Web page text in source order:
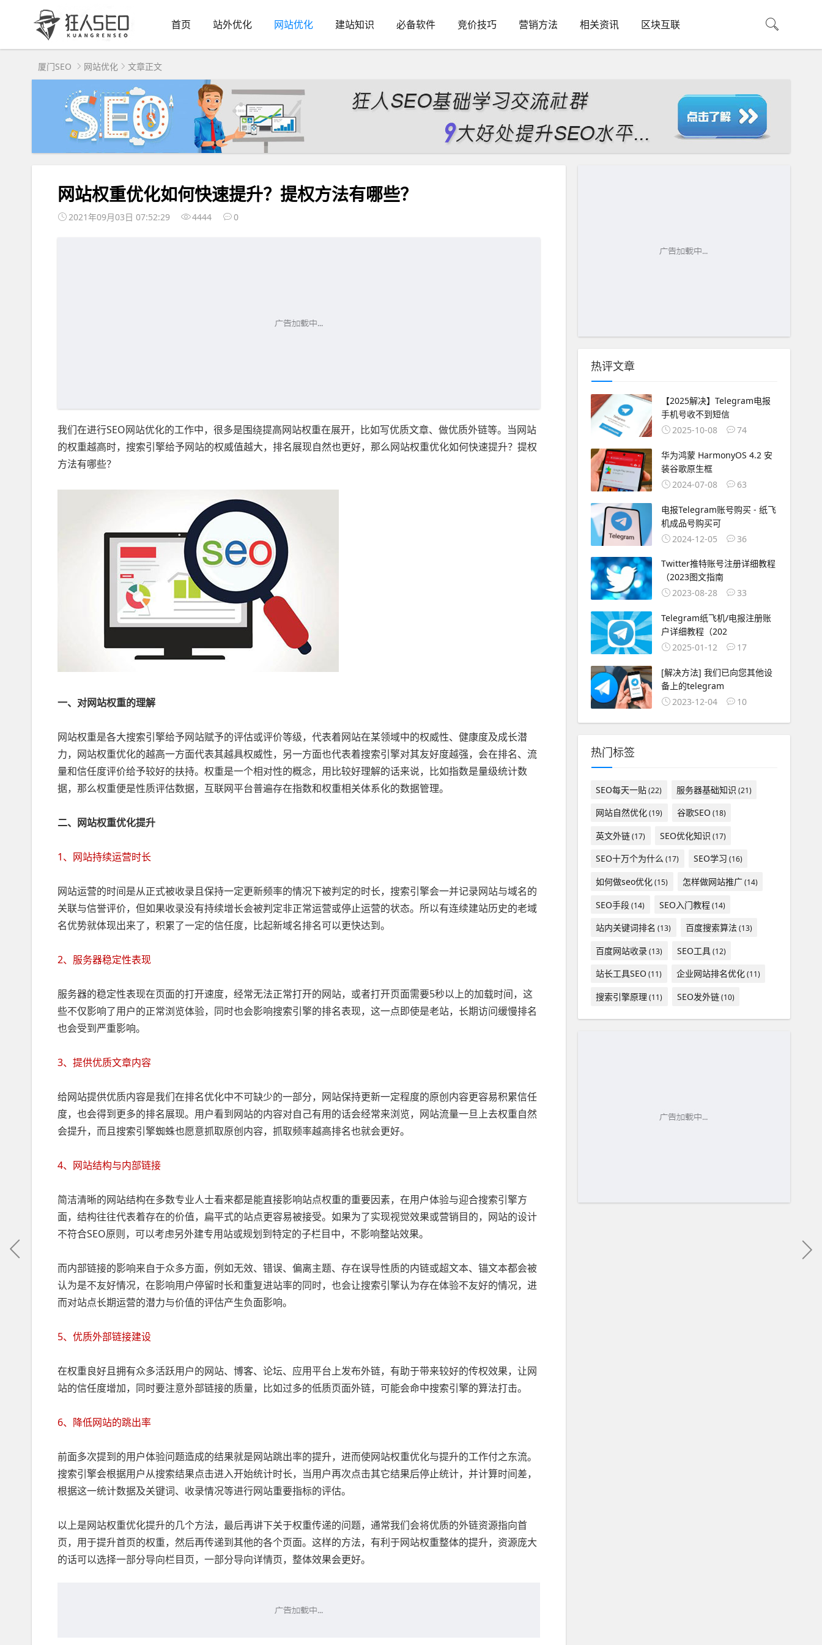
首页 站外优化 网站优化 建站知识 必备软件 竞价技巧 营销方法 相关资讯 区块互联
厦门SEO 网站优化 文章正文
网站权重优化如何快速提升？提权方法有哪些？
2021年09月03日 07:52:29 4444 0
我们在进行SEO网站优化的工作中，很多是围绕提高网站权重在展开，比如写优质文章、做优质外链等。当网站
的权重越高时，搜索引擎给予网站的权威值越大，排名展现自然也更好，那么网站权重优化如何快速提升？提权
方法有哪些？
一、对网站权重的理解
网站权重是各大搜索引擎给予网站赋予的评估或评价等级，代表着网站在某领域中的权威性、健康度及成长潜
力，网站权重优化的越高一方面代表其越具权威性，另一方面也代表着搜索引擎对其友好度越强，会在排名、流
量和信任度评价给予较好的扶持。权重是一个相对性的概念，用比较好理解的话来说，比如指数是量级统计数
据，那么权重便是性质评估数据，互联网平台普遍存在指数和权重相关体系化的数据管理。
二、网站权重优化提升
1、网站持续运营时长
网站运营的时间是从正式被收录且保持一定更新频率的情况下被判定的时长，搜索引擎会一并记录网站与域名的
关联与信誉评价，但如果收录没有持续增长会被判定非正常运营或停止运营的状态。所以有连续建站历史的老域
名优势就体现出来了，积累了一定的信任度，比起新域名排名可以更快达到。
2、服务器稳定性表现
服务器的稳定性表现在页面的打开速度，经常无法正常打开的网站，或者打开页面需要5秒以上的加载时间，这
些不仅影响了用户的正常浏览体验，同时也会影响搜索引擎的排名表现，这一点即使是老站，长期访问缓慢排名
也会受到严重影响。
3、提供优质文章内容
给网站提供优质内容是我们在排名优化中不可缺少的一部分，网站保持更新一定程度的原创内容更容易积累信任
度，也会得到更多的排名展现。用户看到网站的内容对自己有用的话会经常来浏览，网站流量一旦上去权重自然
会提升，而且搜索引擎蜘蛛也愿意抓取原创内容，抓取频率越高排名也就会更好。
4、网站结构与内部链接
简洁清晰的网站结构在多数专业人士看来都是能直接影响站点权重的重要因素，在用户体验与迎合搜索引擎方
面，结构往往代表着存在的价值，扁平式的站点更容易被接受。如果为了实现视觉效果或营销目的，网站的设计
不符合SEO原则，可以考虑另外建专用站或规划到特定的子栏目中，不影响整站效果。
而内部链接的影响来自于众多方面，例如无效、错误、偏离主题、存在误导性质的内链或超文本、锚文本都会被
认为是不友好情况，在影响用户停留时长和重复进站率的同时，也会让搜索引擎认为存在体验不友好的情况，进
而对站点长期运营的潜力与价值的评估产生负面影响。
5、优质外部链接建设
在权重良好且拥有众多活跃用户的网站、博客、论坛、应用平台上发布外链，有助于带来较好的传权效果，让网
站的信任度增加，同时要注意外部链接的质量，比如过多的低质页面外链，可能会命中搜索引擎的算法打击。
6、降低网站的跳出率
前面多次提到的用户体验问题造成的结果就是网站跳出率的提升，进而使网站权重优化与提升的工作付之东流。
搜索引擎会根据用户从搜索结果点击进入开始统计时长，当用户再次点击其它结果后停止统计，并计算时间差，
根据这一统计数据及关键词、收录情况等进行网站重要指标的评估。
以上是网站权重优化提升的几个方法，最后再讲下关于权重传递的问题，通常我们会将优质的外链资源指向首
页，用于提升首页的权重，然后再传递到其他的各个页面。这样的方法，有利于网站权重整体的提升，资源庞大
的话可以选择一部分导向栏目页，一部分导向详情页，整体效果会更好。
热评文章
【2025解决】Telegram电报
手机号收不到短信
2025-10-08
74
华为鸿蒙 HarmonyOS 4.2 安
装谷歌原生框
2024-07-08
63
电报Telegram账号购买 - 纸飞
机成品号购买可
2024-12-05
36
Twitter推特账号注册详细教程
（2023图文指南
2023-08-28
33
Telegram纸飞机/电报注册账
户详细教程（202
2025-01-12
17
[解决方法] 我们已向您其他设
备上的telegram
2023-12-04
10
热门标签
SEO每天一贴(22) 服务器基础知识 (21)
网站自然优化(19) 谷歌SEO (18)
英文外链(17) SEO优化知识 (17)
SEO十万个为什么 (17) SEO学习 (16)
如何做seo优化(15) 怎样做网站推广(14)
SEO手段(14) SEO入门教程(14)
站内关键词排名 (13) 百度搜索算法(13)
百度网站收录(13) SEO工具(12)
站长工具SEO (11) 企业网站排名优化(11)
搜索引擎原理 (11) SEO发外链(10)